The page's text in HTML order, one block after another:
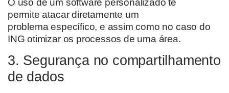
O uso de um software personalizado te
permiteatacar diretamente um
problema específico, e assim como no caso do
ING otimizar os processos de uma área.
3. Segurança no compartilhamento
de dados